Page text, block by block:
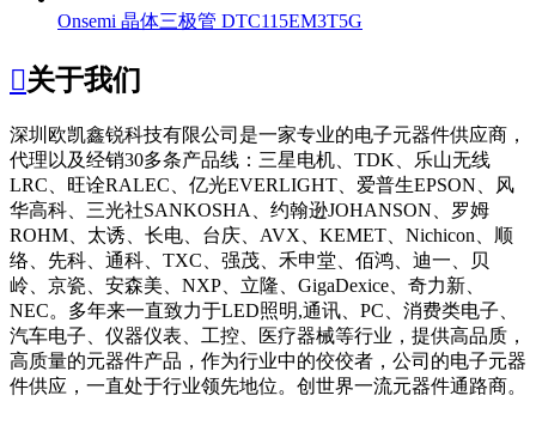
Onsemi 晶体三极管 DTC115EM3T5G
关于我们
深圳欧凯鑫锐科技有限公司 是一家专业的电子元器件供应商，
代理以及经销30多条产品线：三星电机、TDK、乐山无线
LRC、旺诠RALEC、亿光EVERLIGHT、爱普生EPSON、风
华高科、三光社SANKOSHA、约翰逊JOHANSON、罗姆
ROHM、太诱、长电、台庆、AVX、KEMET、Nichicon、顺
络、先科、通科、TXC、强茂、禾申堂、佰鸿、迪一、贝
岭、京瓷、安森美、NXP、立隆、GigaDexice、奇力新、
NEC。多年来一直致力于LED照明,通讯、PC、消费类电子、
汽车电子、仪器仪表、工控、医疗器械等行业，提供高品质，
高质量的元器件产品，作为行业中的佼佼者，公司的电子元器
件供应，一直处于行业领先地位。创世界一流元器件通路商。